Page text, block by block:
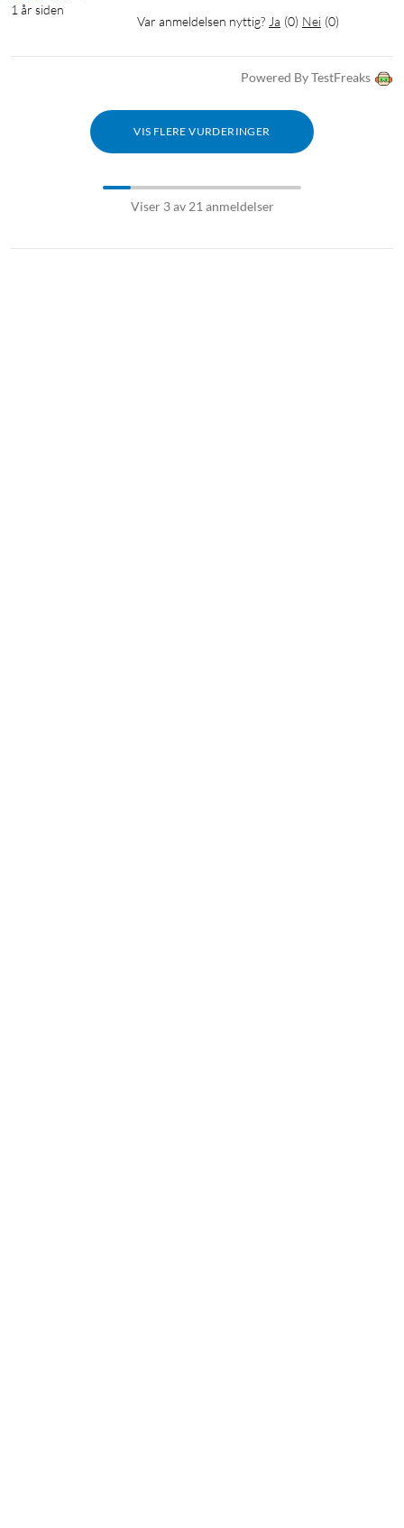
1 år siden
Var anmeldelsen nyttig? Ja (0) Nei (0)
Powered By TestFreaks
VIS FLERE VURDERINGER
Viser 3 av 21 anmeldelser